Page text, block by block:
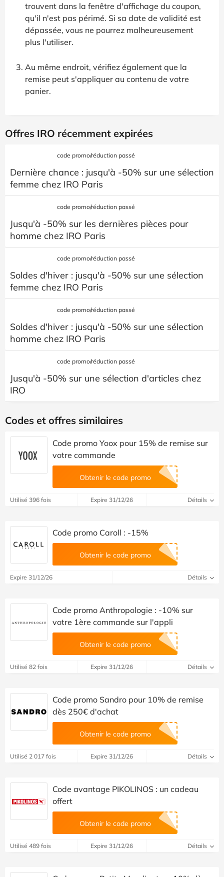
trouvent dans la fenêtre d'affichage du coupon,
qu'il n'est pas périmé. Si sa date de validité est
dépassée, vous ne pourrez malheureusement
plus l'utiliser.
Au même endroit, vérifiez également que la
remise peut s'appliquer au contenu de votre
panier.
Offres IRO récemment expirées
code promo/réduction passé
Dernière chance : jusqu'à -50% sur une sélection
femme chez IRO Paris
code promo/réduction passé
Jusqu'à -50% sur les dernières pièces pour
homme chez IRO Paris
code promo/réduction passé
Soldes d'hiver : jusqu'à -50% sur une sélection
femme chez IRO Paris
code promo/réduction passé
Soldes d'hiver : jusqu'à -50% sur une sélection
homme chez IRO Paris
code promo/réduction passé
Jusqu'à -50% sur une sélection d'articles chez
IRO
Codes et offres similaires
Code promo Yoox pour 15% de remise sur
votre commande
Obtenir le code promo
Utilisé 396 fois Expire 31/12/26 Détails
Code promo Caroll : -15%
Obtenir le code promo
Expire 31/12/26 Détails
Code promo Anthropologie : -10% sur
votre 1ère commande sur l'appli
Obtenir le code promo
Utilisé 82 fois Expire 31/12/26 Détails
Code promo Sandro pour 10% de remise
dès 250€ d'achat
Obtenir le code promo
Utilisé 2 017 fois Expire 31/12/26 Détails
Code avantage PIKOLINOS : un cadeau
offert
Obtenir le code promo
Utilisé 489 fois Expire 31/12/26 Détails